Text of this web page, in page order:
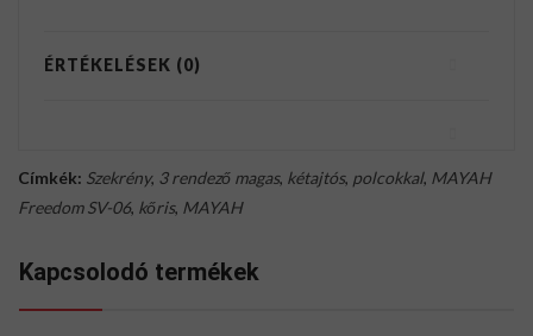
ÉRTÉKELÉSEK (0)
Címkék: Szekrény, 3 rendező magas, kétajtós, polcokkal, MAYAH
Freedom SV-06, kőris, MAYAH
Kapcsolodó termékek